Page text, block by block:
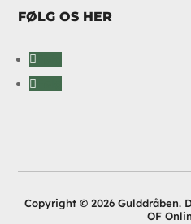
FØLG OS HER
Copyright © 2026 Gulddråben.
OF